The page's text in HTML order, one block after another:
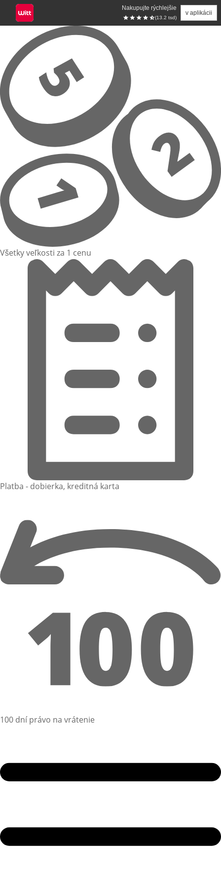
Nakupujte rýchlejšie
(13.2 tsd)
v aplikácii
Prejsť na hlavný obsah
Všetky veľkosti za 1 cenu
Platba - dobierka, kreditná karta
100 dní právo na vrátenie